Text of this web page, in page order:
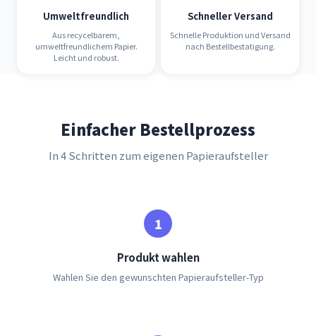
Umweltfreundlich
Aus recycelbarem,
umweltfreundlichem Papier.
Leicht und robust.
Schneller Versand
Schnelle Produktion und Versand
nach Bestellbestatigung.
Einfacher Bestellprozess
In 4 Schritten zum eigenen Papieraufsteller
Produkt wahlen
Wahlen Sie den gewunschten Papieraufsteller-Typ